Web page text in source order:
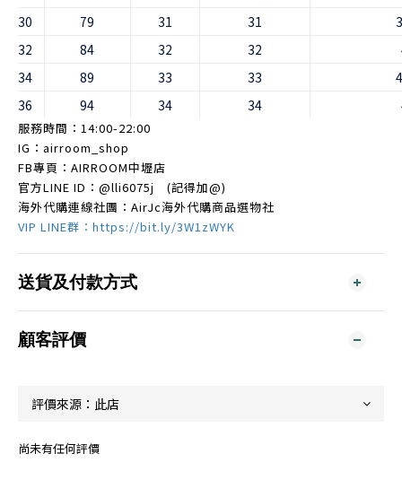
30
79 31 31
32
84 32 32
34
89 33 33
36
94 34 34
服務時間：14:00-22:00
IG：airroom_shop
FB專頁：AIRROOM中壢店
官方LINE ID： @lli6075j (記得加@)
海外代購連線社團：AirJc海外代購商品選物社
VIP LINE群：https://bit.ly/3W1zWYK
送貨及付款方式
顧客評價
尚未有任何評價